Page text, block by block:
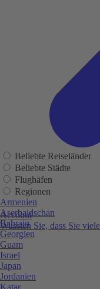
Account
Wussten Sie, dass Sie
Beliebte Reiseländer
Beliebte Städte
Flughäfen
Regionen
Armenien
Aserbaidschan
Bahrain
Georgien
Guam
Israel
Japan
Jordanien
Katar